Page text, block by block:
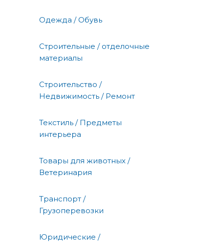
Одежда / Обувь
Строительные / отделочные
материалы
Строительство /
Недвижимость / Ремонт
Текстиль / Предметы
интерьера
Товары для животных /
Ветеринария
Транспорт /
Грузоперевозки
Юридические /